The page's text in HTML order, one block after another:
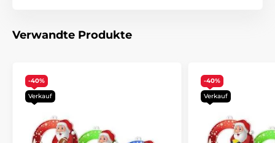
Verwandte Produkte
-40%
Verkauf
-40%
Verkauf